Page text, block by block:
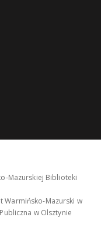
Mazurskiej Biblioteki
Warmińsko-Mazurski w
w Olsztynie